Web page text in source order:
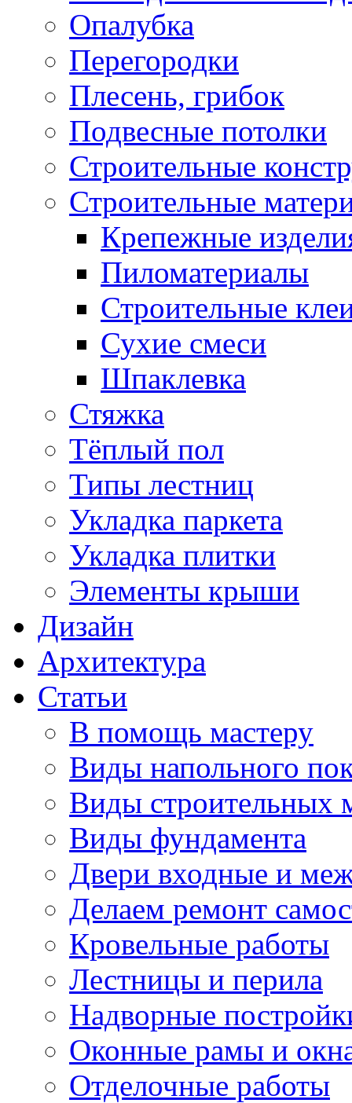
Опалубка
Перегородки
Плесень, грибок
Подвесные потолки
Строительные
Строительные
Крепежные
Пиломатериалы
Строительные
Сухие смеси
Шпаклевка
Стяжка
Тёплый пол
Типы лестниц
Укладка паркета
Укладка плитки
Элементы крыши
Дизайн
Архитектура
Статьи
В помощь мастеру
Виды напольного
Виды строительных
Виды фундамента
Двери входные и
Делаем ремонт
Кровельные работы
Лестницы и перила
Надворные
Оконные рамы и
Отделочные работы